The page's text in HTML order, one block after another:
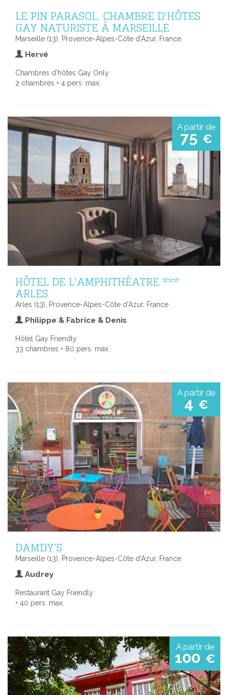
LE PIN PARASOL, CHAMBRE D'HÔTES
GAY NATURISTE À MARSEILLE
Marseille (13), Provence-Alpes-Côte d'Azur, France
Hervé
Chambres d'hôtes Gay Only
2 chambres • 4 pers. max.
A partir de
75 €
HÔTEL DE L'AMPHITHÉATRE ***
ARLES
Arles (13), Provence-Alpes-Côte d'Azur, France
Philippe & Fabrice & Denis
Hôtel Gay Friendly
33 chambres • 80 pers. max.
A partir de
4 €
DAMDY'S
Marseille (13), Provence-Alpes-Côte d'Azur, France
Audrey
Restaurant Gay Friendly
• 40 pers. max.
A partir de
100 €